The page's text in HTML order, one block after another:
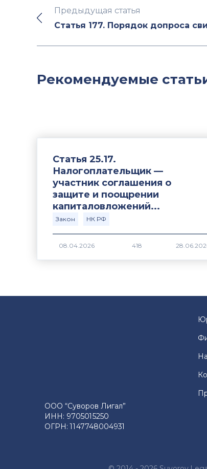
Предыдущая статья
Статья 177. Порядок допроса
Рекомендуемые
Статья 25.17.
Налогоплательщик —
участник соглашения о
защите и поощрении
капиталовложений...
Закон НК РФ
418
ООО “Суворов Лигал”
ИНН: 9705015250
ОГРН: 1147748004931